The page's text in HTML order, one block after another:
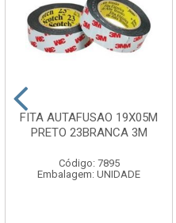
FITA AUTAFUSAO 19X05M
PRETO 23BRANCA 3M
Código: 7895
Embalagem: UNIDADE